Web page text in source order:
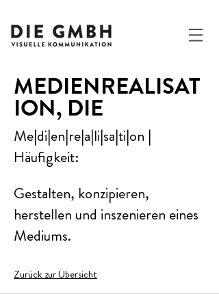
MEDIENREALISAT
ION, DIE
Me|di|en|re|a|li|sa|ti|on |
Häufigkeit:
Gestalten, konzipieren,
herstellen und inszenieren eines
Mediums.
Zurück zur Übersicht